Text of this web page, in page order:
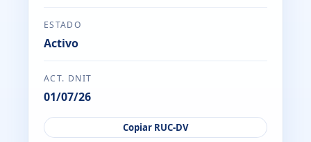
ESTADO
Activo
ACT. DNIT
01/07/26
Copiar RUC-DV